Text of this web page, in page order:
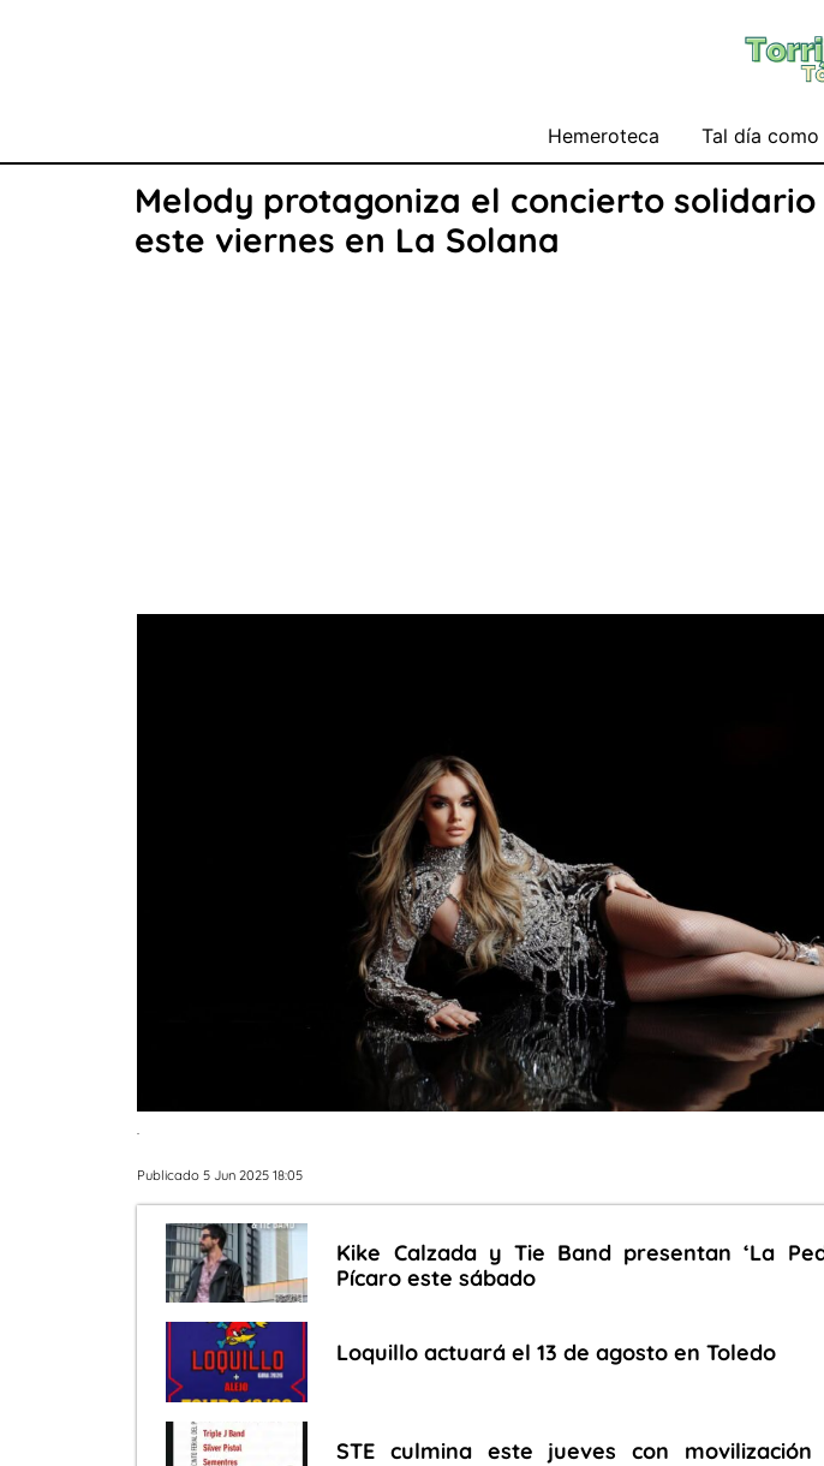
Hemeroteca Tal día
Melody protagoniza el concierto
este viernes en La Solana
.
Publicado 5 Jun 2025 18:05
Kike Calzada y Tie Band presentan ‘La
Pícaro este sábado
Loquillo actuará el 13 de agosto en Toledo
STE culmina este jueves con